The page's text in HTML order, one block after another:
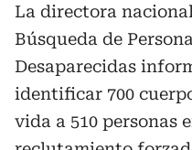
La directora
Búsqueda de
Desaparecidas
identificar 700
vida a 510 personas